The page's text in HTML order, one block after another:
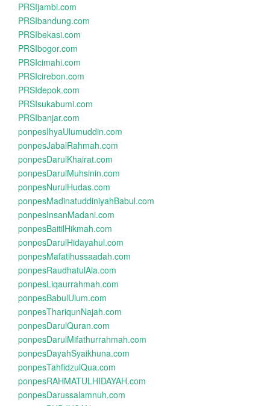
PRSIjambi.com
PRSIbandung.com
PRSIbekasi.com
PRSIbogor.com
PRSIcimahi.com
PRSIcirebon.com
PRSIdepok.com
PRSIsukabumi.com
PRSIbanjar.com
ponpesIhyaUlumuddin.com
ponpesJabalRahmah.com
ponpesDarulKhairat.com
ponpesDarulMuhsinin.com
ponpesNurulHudas.com
ponpesMadinatuddiniyahBabul.com
ponpesInsanMadani.com
ponpesBaitilHikmah.com
ponpesDarulHidayahul.com
ponpesMafatihussaadah.com
ponpesRaudhatulAla.com
ponpesLiqaurrahmah.com
ponpesBabulUlum.com
ponpesThariqunNajah.com
ponpesDarulQuran.com
ponpesDarulMifathurrahmah.com
ponpesDayahSyaikhuna.com
ponpesTahfidzulQua.com
ponpesRAHMATULHIDAYAH.com
ponpesDarussalamnuh.com